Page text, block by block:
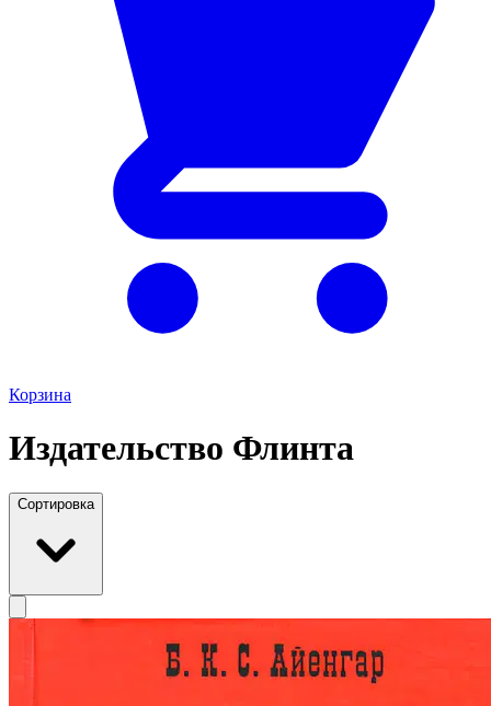
Корзина
Издательство Флинта
Сортировка